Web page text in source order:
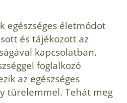
egészséges életmódot
és tájékozott az
kapcsolatban.
foglalkozó
az egészséges
türelemmel. Tehát meg